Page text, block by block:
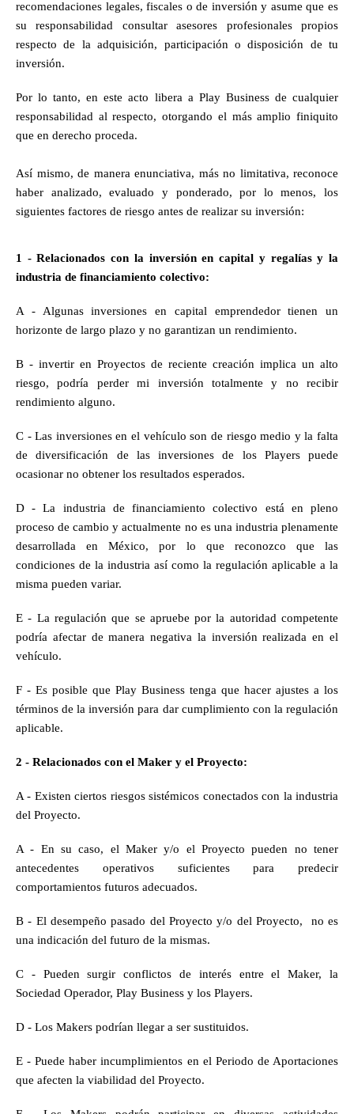
recomendaciones legales, fiscales o de inversión y asume que es
su responsabilidad consultar asesores profesionales propios
respecto de la adquisición, participación o disposición de tu
inversión.
Por lo tanto, en este acto libera a Play Business de cualquier
responsabilidad al respecto, otorgando el más amplio finiquito
que en derecho proceda.
Así mismo, de manera enunciativa, más no limitativa, reconoce
haber analizado, evaluado y ponderado, por lo menos, los
siguientes factores de riesgo antes de realizar su inversión:
1 - Relacionados con la inversión en capital y regalías y la
industria de financiamiento colectivo:
A - Algunas inversiones en capital emprendedor tienen un
horizonte de largo plazo y no garantizan un rendimiento.
B - invertir en Proyectos de reciente creación implica un alto
riesgo, podría perder mi inversión totalmente y no recibir
rendimiento alguno.
C - Las inversiones en el vehículo son de riesgo medio y la falta
de diversificación de las inversiones de los Players puede
ocasionar no obtener los resultados esperados.
D - La industria de financiamiento colectivo está en pleno
proceso de cambio y actualmente no es una industria plenamente
desarrollada en México, por lo que reconozco que las
condiciones de la industria así como la regulación aplicable a la
misma pueden variar.
E - La regulación que se apruebe por la autoridad competente
podría afectar de manera negativa la inversión realizada en el
vehículo.
F - Es posible que Play Business tenga que hacer ajustes a los
términos de la inversión para dar cumplimiento con la regulación
aplicable.
2 - Relacionados con el Maker y el Proyecto:
A - Existen ciertos riesgos sistémicos conectados con la industria
del Proyecto.
A - En su caso, el Maker y/o el Proyecto pueden no tener
antecedentes operativos suficientes para predecir
comportamientos futuros adecuados.
B - El desempeño pasado del Proyecto y/o del Proyecto,  no es
una indicación del futuro de la mismas.
C - Pueden surgir conflictos de interés entre el Maker, la
Sociedad Operador, Play Business y los Players.
D - Los Makers podrían llegar a ser sustituidos.
E - Puede haber incumplimientos en el Periodo de Aportaciones
que afecten la viabilidad del Proyecto.